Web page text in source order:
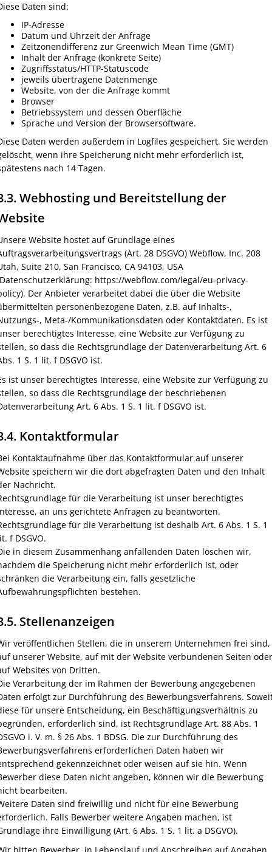
Daten sind:
IP-Adresse
Datum und Uhrzeit der Anfrage
Zeitzonendifferenz zur Greenwich Mean Time (GMT)
Inhalt der Anfrage (konkrete Seite)
Zugriffsstatus/HTTP-Statuscode
jeweils übertragene Datenmenge
Website, von der die Anfrage kommt
Browser
Betriebssystem und dessen Oberfläche
Sprache und Version der Browsersoftware.
Daten werden außerdem in Logfiles gespeichert. Sie werden
wenn ihre Speicherung nicht mehr erforderlich ist,
nach 14 Tagen.
Webhosting und Bereitstellung der
Website hostet auf Grundlage eines
(Art. 28 DSGVO) Webflow, Inc. 208
Suite 210, San Francisco, CA 94103, USA
https://webflow.com/legal/eu-privacy-
Der Anbieter verarbeitet dabei die über die Website
personenbezogene Daten, z.B. auf Inhalts-,
, Meta-/Kommunikationsdaten oder Kontaktdaten. Es ist
berechtigtes Interesse, eine Website zur Verfügung zu
so dass die Rechtsgrundlage der Datenverarbeitung Art. 6
1 S. 1 lit. f DSGVO ist.
ist unser berechtigtes Interesse, eine Website zur Verfügung zu
so dass die Rechtsgrundlage der beschriebenen
Art. 6 Abs. 1 S. 1 lit. f DSGVO ist.
Kontaktformular
Kontaktaufnahme über das Kontaktformular auf unserer
speichern wir die dort abgefragten Daten und den Inhalt
Nachricht.
für die Verarbeitung ist unser berechtigtes
an uns gerichtete Anfragen zu beantworten.
für die Verarbeitung ist deshalb Art. 6 Abs. 1 S. 1
f DSGVO.
in diesem Zusammenhang anfallenden Daten löschen wir,
die Speicherung nicht mehr erforderlich ist, oder
die Verarbeitung ein, falls gesetzliche
bestehen.
Stellenanzeigen
veröffentlichen Stellen, die in unserem Unternehmen frei sind,
unserer Website, auf mit der Website verbundenen Seiten oder
Websites von Dritten.
Verarbeitung der im Rahmen der Bewerbung angegebenen
erfolgt zur Durchführung des Bewerbungsverfahrens.
für unsere Entscheidung, ein Beschäftigungsverhältnis zu
erforderlich sind, ist Rechtsgrundlage Art. 88 Abs. 1
i. V. m. § 26 Abs. 1 BDSG. Die zur Durchführung des
erforderlichen Daten haben wir
gekennzeichnet oder weisen auf sie hin. Wenn
diese Daten nicht angeben, können wir die Bewerbung
bearbeiten.
Daten sind freiwillig und nicht für eine Bewerbung
Falls Bewerber weitere Angaben machen, ist
ihre Einwilligung (Art. 6 Abs. 1 S. 1 lit. a DSGVO).